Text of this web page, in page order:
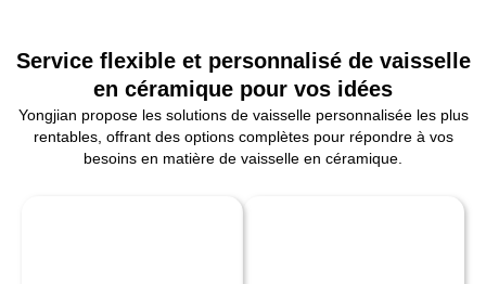
Service flexible et personnalisé de vaisselle
en céramique pour vos idées
Yongjian propose les solutions de vaisselle personnalisée les plus
rentables, offrant des options complètes pour répondre à vos
besoins en matière de vaisselle en céramique.